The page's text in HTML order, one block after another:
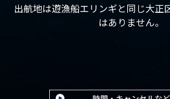
出航地は遊漁船エリンギと同じ大正
はありません。